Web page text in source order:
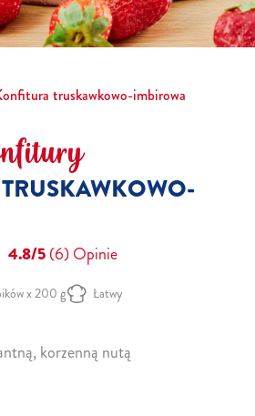
truskawkowo-imbirowa
4.8/5(6)Opinie
x 200 g Łatwy
korzenną nutą